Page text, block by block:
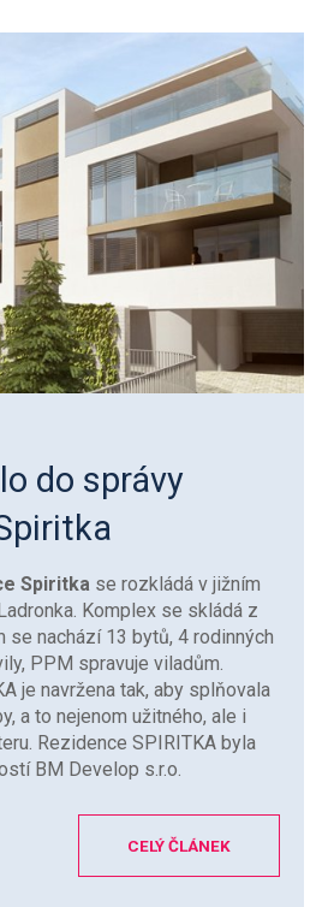
do správy
Spiritka se rozkládá v jižním
Komplex se skládá z
se nachází 13 bytů, 4 rodinných
PPM spravuje viladům.
je navržena tak, aby splňovala
a to nejenom užitného, ale i
Rezidence SPIRITKA byla
BM Develop s.r.o.
CELÝ ČLÁNEK